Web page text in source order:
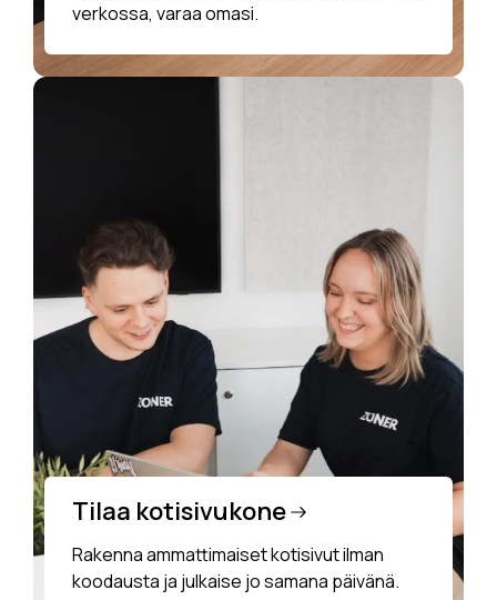
verkossa, varaa omasi.
Tilaa kotisivukone
Rakenna ammattimaiset kotisivut ilman
koodausta ja julkaise jo samana päivänä.